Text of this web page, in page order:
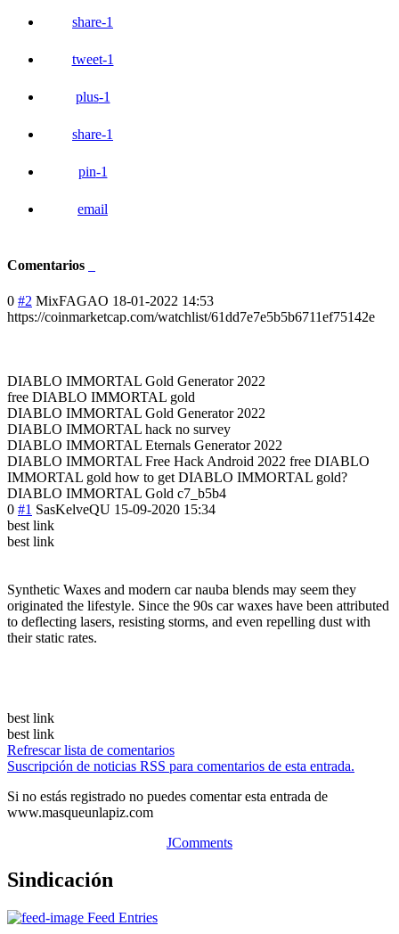
share-1
tweet-1
plus-1
share-1
pin-1
email
Comentarios
0 #2 MixFAGAO 18-01-2022 14:53
https://coinmarketcap.com/watchlist/61dd7e7e5b5b6711ef75142e
DIABLO IMMORTAL Gold Generator 2022
free DIABLO IMMORTAL gold
DIABLO IMMORTAL Gold Generator 2022
DIABLO IMMORTAL hack no survey
DIABLO IMMORTAL Eternals Generator 2022
DIABLO IMMORTAL Free Hack Android 2022 free DIABLO
IMMORTAL gold how to get DIABLO IMMORTAL gold?
DIABLO IMMORTAL Gold c7_b5b4
0 #1 SasKelveQU 15-09-2020 15:34
best link
best link
Synthetic Waxes and modern car nauba blends may seem they
originated the lifestyle. Since the 90s car waxes have been attributed
to deflecting lasers, resisting storms, and even repelling dust with
their static rates.
best link
best link
Refrescar lista de comentarios
Suscripción de noticias RSS para comentarios de esta entrada.
Si no estás registrado no puedes comentar esta entrada de
www.masqueunlapiz.com
JComments
Sindicación
Feed Entries